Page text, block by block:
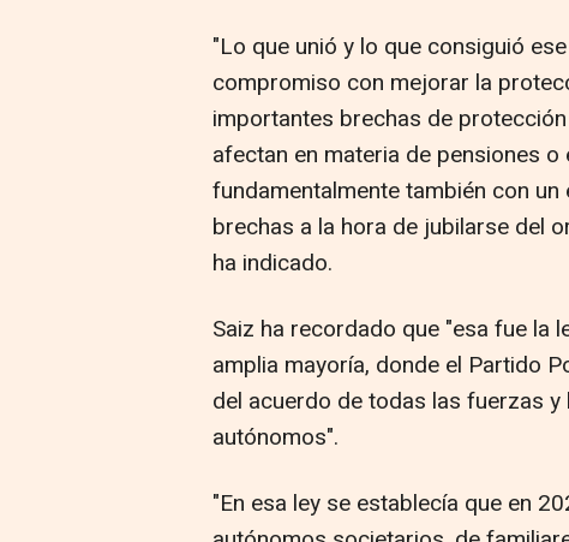
"Lo que unió y lo que consiguió
compromiso con mejorar la
importantes brechas de
afectan en materia de pensiones
fundamentalmente también con
brechas a la hora de jubilarse del
ha indicado.
Saiz ha recordado que "esa fue la
amplia mayoría, donde el Partido
del acuerdo de todas las fuerzas
autónomos".
"En esa ley se establecía que en